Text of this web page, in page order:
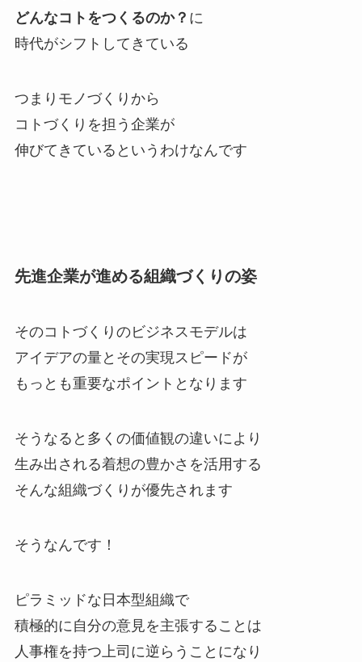
どんなコトをつくるのか？ に
時代がシフトしてきている
つまりモノづくりから
コトづくりを担う企業が
伸びてきているというわけなんです
先進企業が進める組織づくりの姿
そのコトづくりのビジネスモデルは
アイデアの量とその実現スピードが
もっとも重要なポイントとなります
そうなると多くの価値観の違いにより
生み出される着想の豊かさを活用する
そんな組織づくりが優先されます
そうなんです！
ピラミッドな日本型組織で
積極的に自分の意見を主張することは
人事権を持つ上司に逆らうことになり